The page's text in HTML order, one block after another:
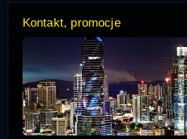
Kontakt, promocje